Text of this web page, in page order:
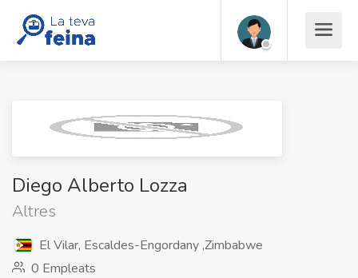
Diego Alberto Lozza
Altres
El Vilar, Escaldes-Engordany ,Zimbabwe
0 Empleats